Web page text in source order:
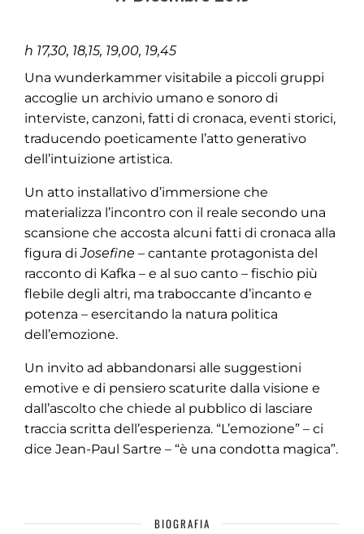
h 17,30, 18,15, 19,00, 19,45
Una wunderkammer visitabile a piccoli gruppi
accoglie un archivio umano e sonoro di
interviste, canzoni, fatti di cronaca, eventi storici,
traducendo poeticamente l’atto generativo
dell’intuizione artistica.
Un atto installativo d’immersione che
materializza l’incontro con il reale secondo una
scansione che accosta alcuni fatti di cronaca alla
figura diJosefine – cantante protagonista del
racconto di Kafka – e al suo canto – fischio più
flebile degli altri, ma traboccante d’incanto e
potenza – esercitando la natura politica
dell’emozione.
Un invito ad abbandonarsi alle suggestioni
emotive e di pensiero scaturite dalla visione e
dall’ascolto che chiede al pubblico di lasciare
traccia scritta dell’esperienza. “L’emozione” – ci
dice Jean-Paul Sartre – “è una condotta magica”.
BIOGRAFIA